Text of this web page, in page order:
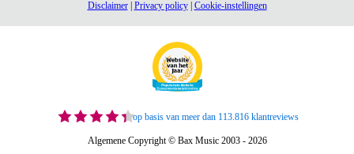
Disclaimer| Privacy policy| Cookie-instellingen
op basis van meer dan 113.816 klantreviews
Algemene Copyright © Bax Music 2003 - 2026